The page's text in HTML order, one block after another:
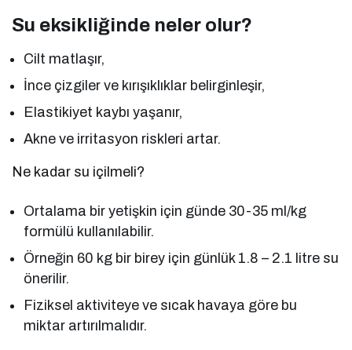
Su eksikliğinde neler olur?
Cilt matlaşır,
İnce çizgiler ve kırışıklıklar belirginleşir,
Elastikiyet kaybı yaşanır,
Akne ve irritasyon riskleri artar.
Ne kadar su içilmeli?
Ortalama bir yetişkin için günde 30-35 ml/kg
formülü kullanılabilir.
Örneğin 60 kg bir birey için günlük 1.8 – 2.1 litre su
önerilir.
Fiziksel aktiviteye ve sıcak havaya göre bu
miktar artırılmalıdır.